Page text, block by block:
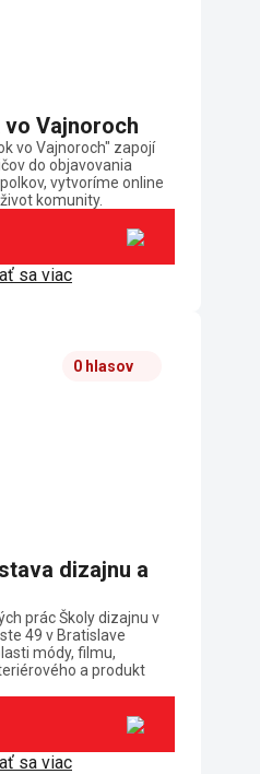
Vajnoroch
vo Vajnoroch" zapojí
do objavovania
vytvoríme online
komunity.
sa viac
0 hlasov
dizajnu a
prác Školy dizajnu v
49 v Bratislave
módy, filmu,
a produkt
sa viac